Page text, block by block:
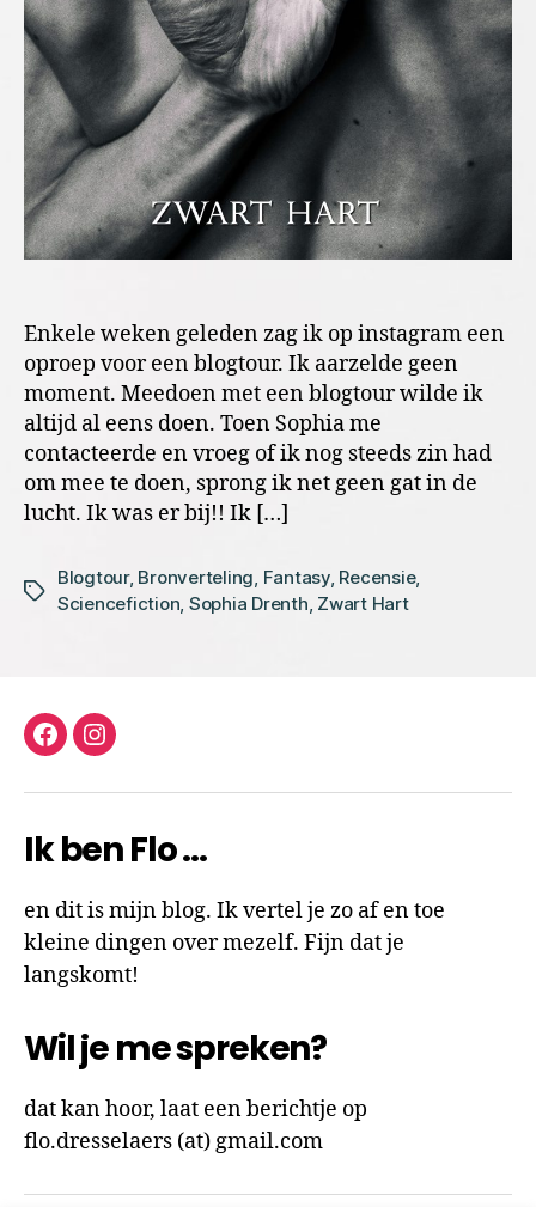
Enkele weken geleden zag ik op instagram een
oproep voor een blogtour. Ik aarzelde geen
moment. Meedoen met een blogtour wilde ik
altijd al eens doen. Toen Sophia me
contacteerde en vroeg of ik nog steeds zin had
om mee te doen, sprong ik net geen gat in de
lucht. Ik was er bij!! Ik […]
Tags
Blogtour, Bronverteling, Fantasy, Recensie,
Sciencefiction, Sophia Drenth, Zwart Hart
facebookinstagram
Ik ben Flo …
en dit is mijn blog. Ik vertel je zo af en toe
kleine dingen over mezelf. Fijn dat je
langskomt!
Wil je me spreken?
dat kan hoor, laat een berichtje op
flo.dresselaers (at) gmail.com